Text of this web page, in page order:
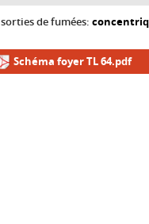
ø sorties de fumées:
Schéma foyer TL 64.pdf